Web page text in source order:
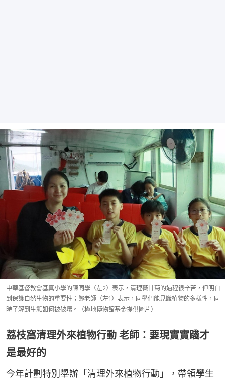
中華基督教會基真小學的陳同學（左2）表示，清理薇甘菊的過程很辛苦，但明白
到保護自然生物的重要性；鄭老師（左1）表示，同學們能見識植物的多樣性，同
時了解到生態如何被破壞。（極地博物館基金提供圖片）
荔枝窩清理外來植物行動 老師：要現實實踐才
是最好的
今年計劃特別舉辦「清理外來植物行動」，帶領學生